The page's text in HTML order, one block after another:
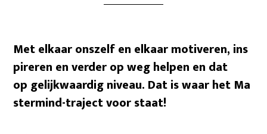
Met elkaar onszelf en elkaar motiveren, ins
pireren en verder op weg helpen en dat
op gelijkwaardig niveau. Dat is waar het Ma
stermind-traject voor staat!